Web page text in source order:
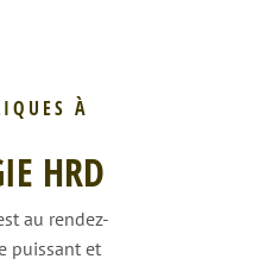
À
HRD
au rendez-
puissant et